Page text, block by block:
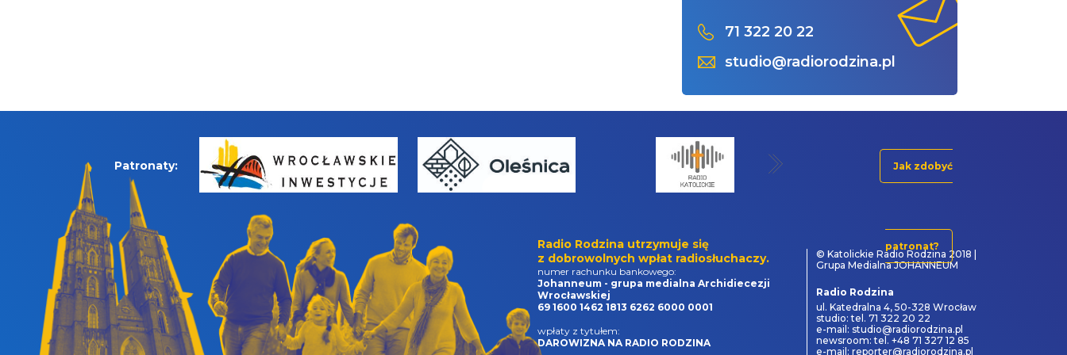
71 322 20 22
studio@radiorodzina.pl
Patronaty: Jak zdobyć
patronat?
Radio Rodzina utrzymuje się
z dobrowolnych wpłat radiosłuchaczy.
numer rachunku bankowego:
Johanneum - grupa medialna Archidiecezji
Wrocławskiej
69 1600 1462 1813 6262 6000 0001
wpłaty z tytułem:
DAROWIZNA NA RADIO RODZINA
© Katolickie Radio Rodzina 2018 |
Grupa Medialna JOHANNEUM
Radio Rodzina
ul. Katedralna 4, 50-328 Wrocław
studio: tel. 71 322 20 22
e-mail: studio@radiorodzina.pl
newsroom: tel. +48 71 327 12 85
e-mail: reporter@radiorodzina.pl